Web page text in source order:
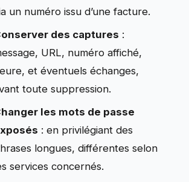
un numéro issu d’une facture.
des captures :
URL, numéro affiché,
et éventuels échanges,
toute suppression.
les mots de passe
: en privilégiant des
longues, différentes selon
services concernés.